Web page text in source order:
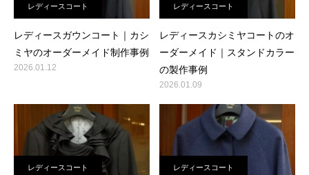
レディースコート
レディースガウンコート｜カシ
ミヤのオーダーメイド制作事例
2026.01.12
レディースコート
レディースカシミヤコートのオ
ーダーメイド｜スタンドカラー
の製作事例
2026.01.09
レディースコート レディースコート